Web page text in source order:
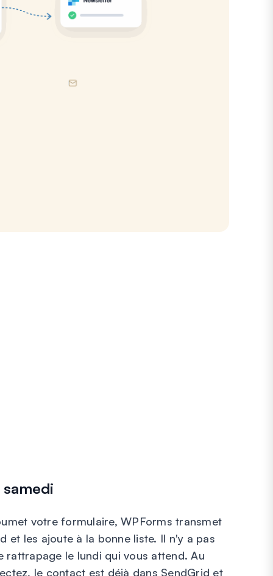
votre formulaire, WPForms transmet
et les ajoute à la bonne liste. Il n'y a pas
rattrapage le lundi qui vous attend. Au
le contact est déjà dans SendGrid et